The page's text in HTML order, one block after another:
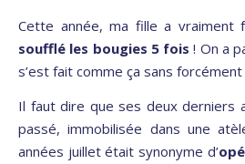
Cette année, ma fille a
soufflé les bougies 5 fois ! On a
s’est fait comme ça sans
Il faut dire que ses deux derniers
passé, immobilisée dans une
années juillet était synonyme d’